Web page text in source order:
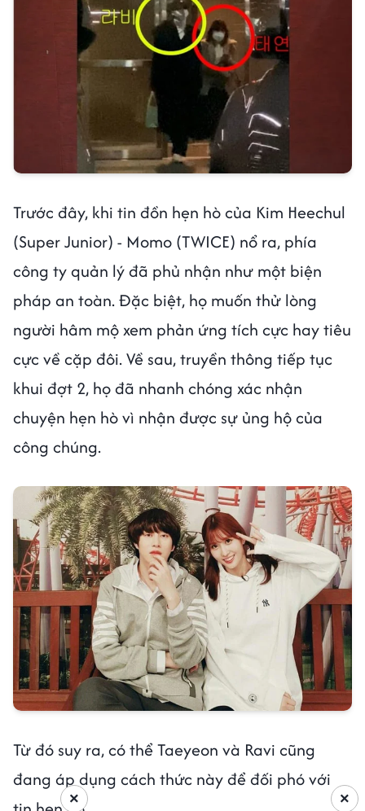
Trước đây, khi tin đồn hẹn hò của Kim Heechul
(Super Junior) - Momo (TWICE) nổ ra, phía
công ty quản lý đã phủ nhận như một biện
pháp an toàn. Đặc biệt, họ muốn thử lòng
người hâm mộ xem phản ứng tích cực hay tiêu
cực về cặp đôi. Về sau, truyền thông tiếp tục
khui đợt 2, họ đã nhanh chóng xác nhận
chuyện hẹn hò vì nhận được sự ủng hộ của
công chúng.
Từ đó suy ra, có thể Taeyeon và Ravi cũng
đang áp dụng cách thức này để đối phó với
×
×